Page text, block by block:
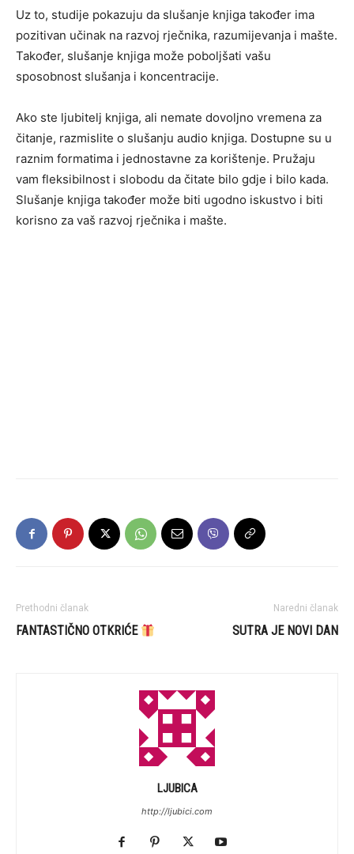
Uz to, studije pokazuju da slušanje knjiga također ima
pozitivan učinak na razvoj rječnika, razumijevanja i mašte.
Također, slušanje knjiga može poboljšati vašu
sposobnost slušanja i koncentracije.
Ako ste ljubitelj knjiga, ali nemate dovoljno vremena za
čitanje, razmislite o slušanju audio knjiga. Dostupne su u
raznim formatima i jednostavne za korištenje. Pružaju
vam fleksibilnost i slobodu da čitate bilo gdje i bilo kada.
Slušanje knjiga također može biti ugodno iskustvo i biti
korisno za vaš razvoj rječnika i mašte.
Prethodni članak
FANTASTIČNO OTKRIĆE
Naredni članak
SUTRA JE NOVI DAN
LJUBICA
http://ljubici.com